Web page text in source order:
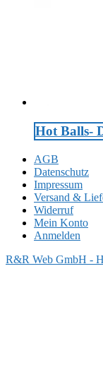
Hot Balls-
AGB
Datenschutz
Impressum
Versand &
Widerruf
Mein Konto
Anmelden
R&R Web GmbH -